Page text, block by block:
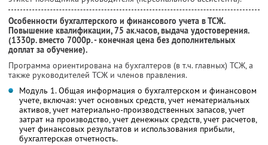
Особенности бухгалтерского и финансового учета в ТСЖ.
Повышение квалификации, 75 ак.часов, выдача удостоверения.
(1330р. вместо 7000р. - конечная цена без дополнительных
доплат за обучение).
Программа ориентирована на бухгалтеров (в т.ч. главных) ТСЖ, а
также руководителей ТСЖ и членов правления.
Модуль 1. Общая информация о бухгалтерском и финансовом
учете, включая: учет основных средств, учет нематериальных
активов, учет материально-производственных запасов, учет
затрат на производство, учет денежных средств, учет расчетов,
учет финансовых результатов и использования прибыли,
бухгалтерская отчетность.